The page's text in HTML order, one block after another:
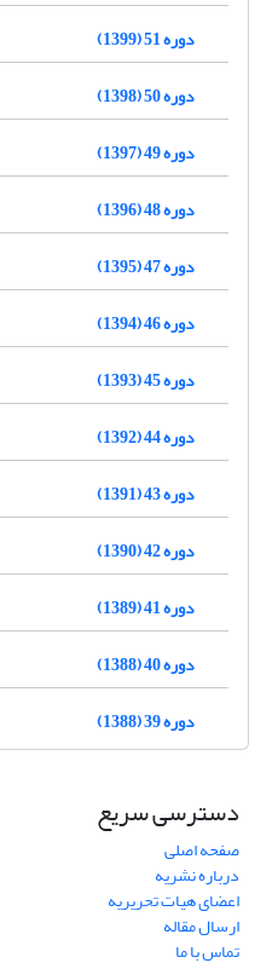
دوره 51 (1399)
دوره 50 (1398)
دوره 49 (1397)
دوره 48 (1396)
دوره 47 (1395)
دوره 46 (1394)
دوره 45 (1393)
دوره 44 (1392)
دوره 43 (1391)
دوره 42 (1390)
دوره 41 (1389)
دوره 40 (1388)
دوره 39 (1388)
دسترسی سریع
صفحه اصلی
درباره نشریه
اعضای هیات تحریریه
ارسال مقاله
تماس با ما